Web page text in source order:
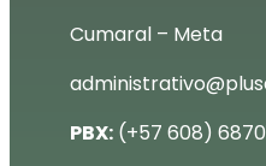
Cumaral – Meta
PBX: (+57 608)